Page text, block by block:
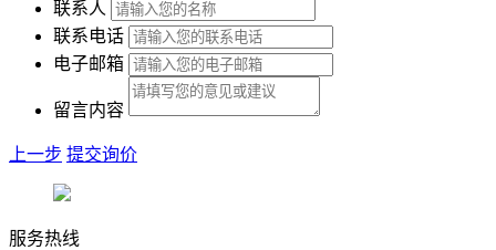
联系人
联系电话
电子邮箱
留言内容
上一步 提交询价
服务热线